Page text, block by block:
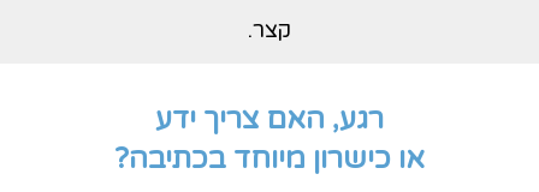
קצר.
רגע, האם צריך ידע
או כישרון מיוחד בכתיבה?